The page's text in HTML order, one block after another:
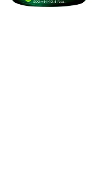
Therapeutische